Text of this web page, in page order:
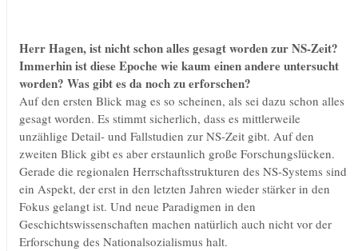
Herr Hagen, ist nicht schon alles gesagt worden zur NS-Zeit?
Immerhin ist diese Epoche wie kaum einen andere untersucht
worden? Was gibt es da noch zu erforschen?
Auf den ersten Blick mag es so scheinen, als sei dazu schon alles
gesagt worden. Es stimmt sicherlich, dass es mittlerweile
unzählige Detail- und Fallstudien zur NS-Zeit gibt. Auf den
zweiten Blick gibt es aber erstaunlich große Forschungslücken.
Gerade die regionalen Herrschaftsstrukturen des NS-Systems sind
ein Aspekt, der erst in den letzten Jahren wieder stärker in den
Fokus gelangt ist. Und neue Paradigmen in den
Geschichtswissenschaften machen natürlich auch nicht vor der
Erforschung des Nationalsozialismus halt.